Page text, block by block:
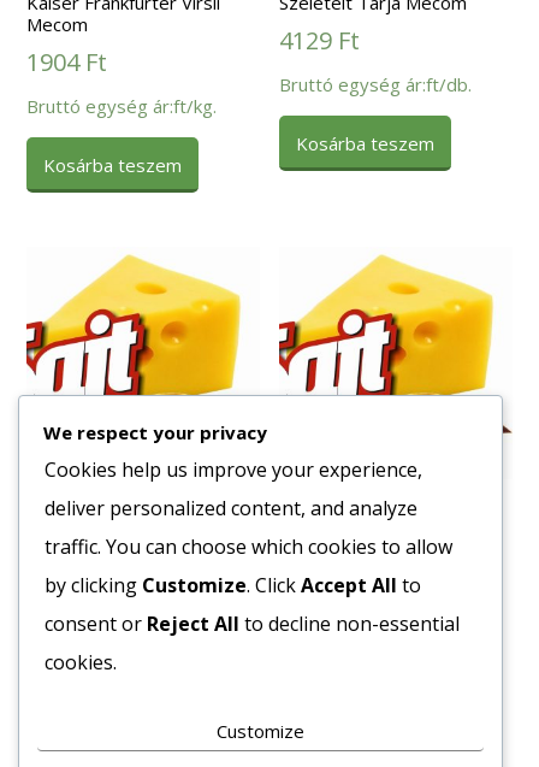
Mecom
1904 Ft
Bruttó egység ár:ft/kg.
Kosárba teszem
4129 Ft
Bruttó egység ár:ft/db.
Kosárba teszem
Sonka Krasno Fürdői Füstölt
Szeletelt (cca.:1kg)
3763Ft
Bruttó egység ár:ft/kg.
Olasz Pancetta Segata
1,5kg
6400Ft
Bruttó egység ár:ft/kg.
We respect your privacy
Cookies help us improve your experience,
deliver personalized content, and analyze
traffic. You can choose which cookies to allow
by clicking Customize. ClickAccept All to
consent or Reject All to decline non-essential
cookies.
Customize